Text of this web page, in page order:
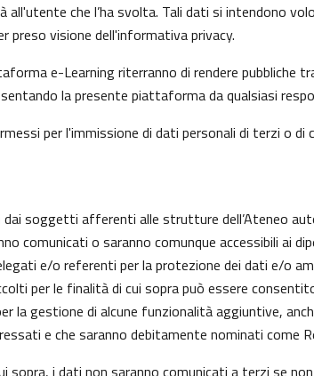
all'utente che l’ha svolta. Tali dati si intendono
preso visione dell'informativa privacy.
e-Learning riterranno di rendere
la presente piattaforma da qualsiasi
per l'immissione di dati personali di terzi o
soggetti afferenti alle strutture dell’Ateneo
comunicati o saranno comunque accessibili ai
e/o referenti per la protezione dei dati e/o
per le finalità di cui sopra può essere
la gestione di alcune funzionalità aggiuntive,
e che saranno debitamente nominati come
sopra, i dati non saranno comunicati a terzi se